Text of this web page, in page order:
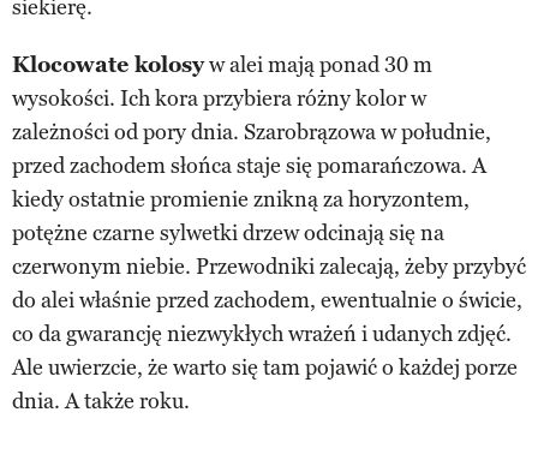
siekierę.
Klocowate kolosyw alei mają ponad 30 m
wysokości. Ich kora przybiera różny kolor w
zależności od pory dnia. Szarobrązowa w południe,
przed zachodem słońca staje się pomarańczowa. A
kiedy ostatnie promienie znikną za horyzontem,
potężne czarne sylwetki drzew odcinają się na
czerwonym niebie. Przewodniki zalecają, żeby przybyć
do alei właśnie przed zachodem, ewentualnie o świcie,
co da gwarancję niezwykłych wrażeń i udanych zdjęć.
Ale uwierzcie, że warto się tam pojawić o każdej porze
dnia. A także roku.